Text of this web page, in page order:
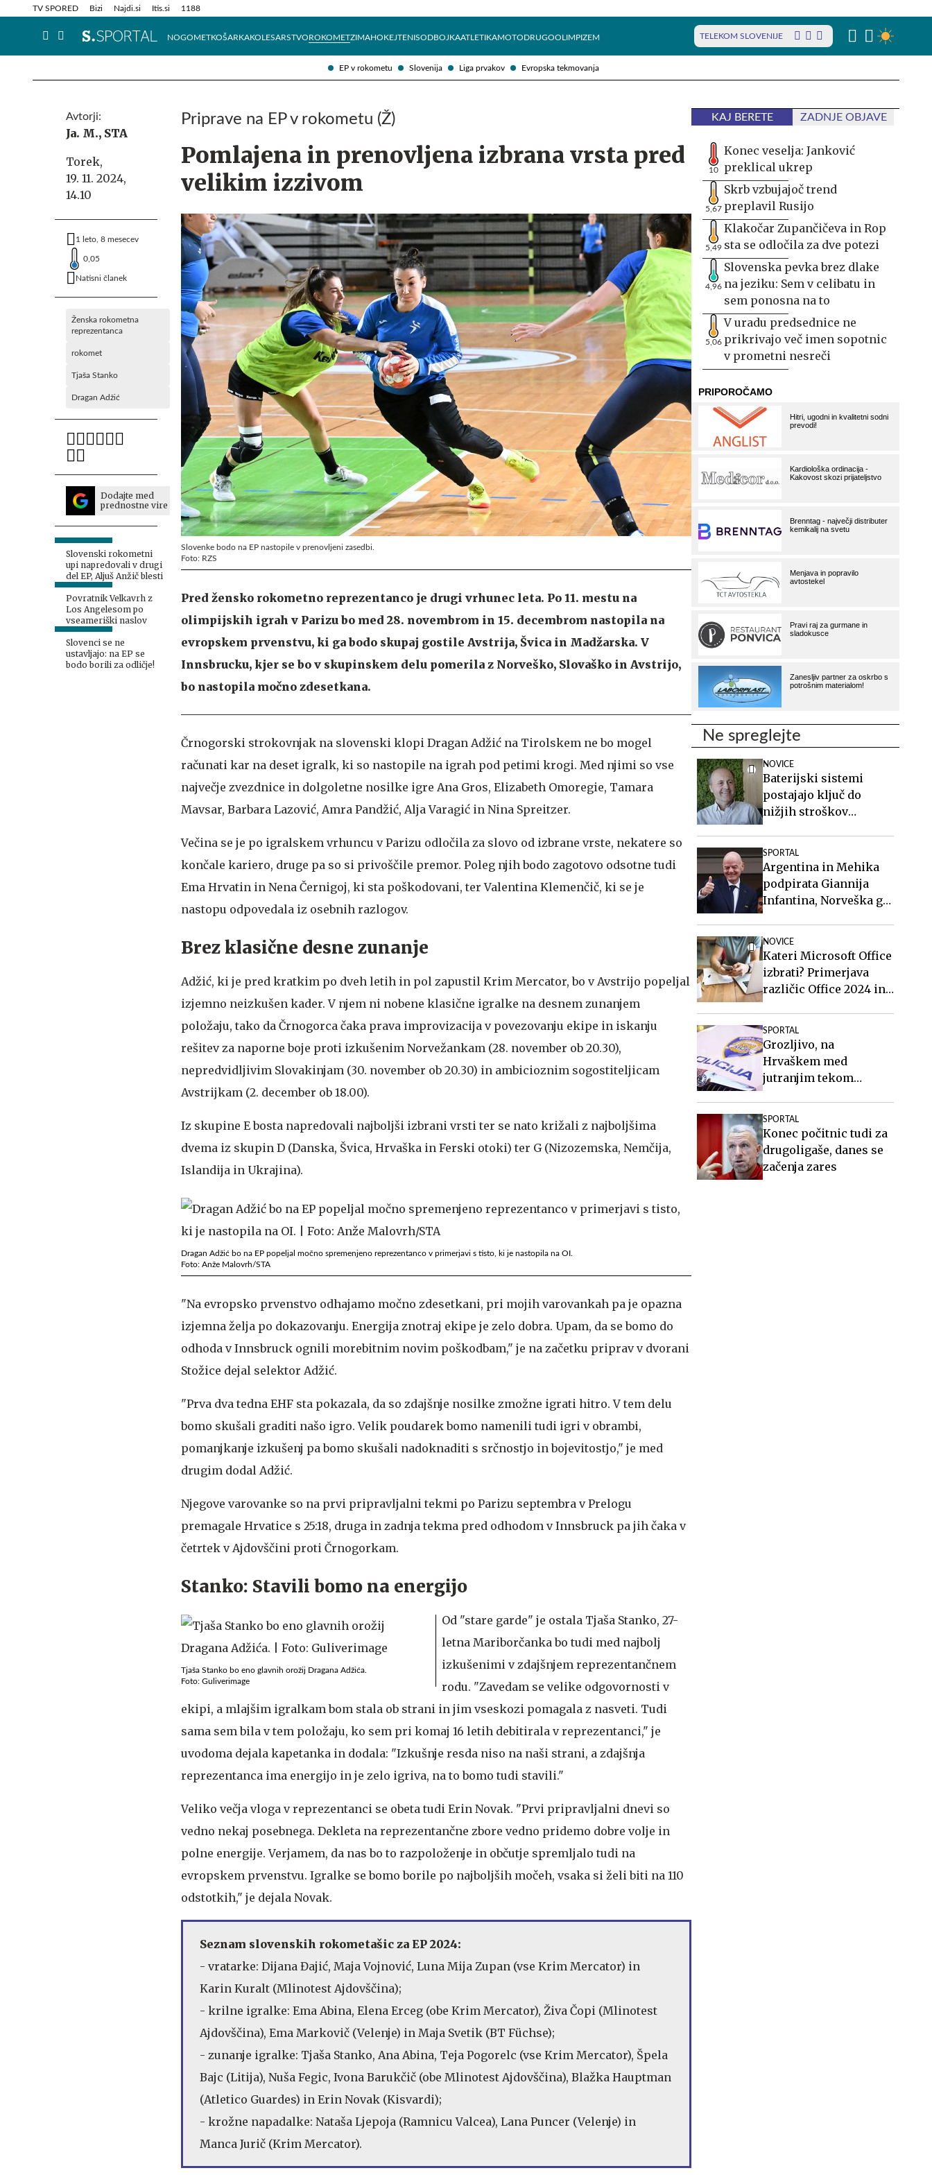
EP v rokometu Slovenija Liga prvakov Evropska tekmovanja
TV SPORED Bizi Najdi.si Itis.si 1188
NOGOMETKOŠARKAKOLESARSTVOROKOMETZIMAHOKEJTENISODBOJKAATLETIKAMOTODRUGOOLIMPIZEM TELEKOM SLOVENIJE
Info in obvestila Tehnik
Avtorji:
Ja. M., STA
Torek,
19. 11. 2024,
14.10
1 leto, 8 mesecev
0,05
Natisni članek
Ženska rokometna
reprezentanca
rokomet
Tjaša Stanko
Dragan Adžić
Dodajte med
prednostne vire
Slovenski rokometni
upi napredovali v drugi
del EP, Aljuš Anžič blesti
Povratnik Velkavrh z
Los Angelesom po
vseameriški naslov
Slovenci se ne
ustavljajo: na EP se
bodo borili za odličje!
Priprave na EP v rokometu (Ž)
Pomlajena in prenovljena izbrana vrsta pred
velikim izzivom
Slovenke bodo na EP nastopile v prenovljeni zasedbi.
Foto: RZS
Pred žensko rokometno reprezentanco je drugi vrhunec leta. Po 11. mestu na
olimpijskih igrah v Parizu bo med 28. novembrom in 15. decembrom nastopila na
evropskem prvenstvu, ki ga bodo skupaj gostile Avstrija, Švica in Madžarska. V
Innsbrucku, kjer se bo v skupinskem delu pomerila z Norveško, Slovaško in Avstrijo,
bo nastopila močno zdesetkana.
Črnogorski strokovnjak na slovenski klopi Dragan Adžić na Tirolskem ne bo mogel
računati kar na deset igralk, ki so nastopile na igrah pod petimi krogi. Med njimi so vse
največje zvezdnice in dolgoletne nosilke igre Ana Gros, Elizabeth Omoregie, Tamara
Mavsar, Barbara Lazović, Amra Pandžić, Alja Varagić in Nina Spreitzer.
Večina se je po igralskem vrhuncu v Parizu odločila za slovo od izbrane vrste, nekatere so
končale kariero, druge pa so si privoščile premor. Poleg njih bodo zagotovo odsotne tudi
Ema Hrvatin in Nena Černigoj, ki sta poškodovani, ter Valentina Klemenčič, ki se je
nastopu odpovedala iz osebnih razlogov.
Brez klasične desne zunanje
Adžić, ki je pred kratkim po dveh letih in pol zapustil Krim Mercator, bo v Avstrijo popeljal
izjemno neizkušen kader. V njem ni nobene klasične igralke na desnem zunanjem
položaju, tako da Črnogorca čaka prava improvizacija v povezovanju ekipe in iskanju
rešitev za naporne boje proti izkušenim Norvežankam (28. november ob 20.30),
nepredvidljivim Slovakinjam (30. november ob 20.30) in ambicioznim sogostiteljicam
Avstrijkam (2. december ob 18.00).
Iz skupine E bosta napredovali najboljši izbrani vrsti ter se nato križali z najboljšima
dvema iz skupin D (Danska, Švica, Hrvaška in Ferski otoki) ter G (Nizozemska, Nemčija,
Islandija in Ukrajina).
Dragan Adžić bo na EP popeljal močno spremenjeno reprezentanco v primerjavi s tisto, ki je nastopila na OI.
Foto: Anže Malovrh/STA
"Na evropsko prvenstvo odhajamo močno zdesetkani, pri mojih varovankah pa je opazna
izjemna želja po dokazovanju. Energija znotraj ekipe je zelo dobra. Upam, da se bomo do
odhoda v Innsbruck ognili morebitnim novim poškodbam," je na začetku priprav v dvorani
Stožice dejal selektor Adžić.
"Prva dva tedna EHF sta pokazala, da so zdajšnje nosilke zmožne igrati hitro. V tem delu
bomo skušali graditi našo igro. Velik poudarek bomo namenili tudi igri v obrambi,
pomanjkanje izkušenj pa bomo skušali nadoknaditi s srčnostjo in bojevitostjo," je med
drugim dodal Adžić.
Njegove varovanke so na prvi pripravljalni tekmi po Parizu septembra v Prelogu
premagale Hrvatice s 25:18, druga in zadnja tekma pred odhodom v Innsbruck pa jih čaka v
četrtek v Ajdovščini proti Črnogorkam.
Stanko: Stavili bomo na energijo
Tjaša Stanko bo eno glavnih orožij Dragana Adžića.
Foto: Guliverimage
Od "stare garde" je ostala Tjaša Stanko, 27-
letna Mariborčanka bo tudi med najbolj
izkušenimi v zdajšnjem reprezentančnem
rodu. "Zavedam se velike odgovornosti v
ekipi, a mlajšim igralkam bom stala ob strani in jim vseskozi pomagala z nasveti. Tudi
sama sem bila v tem položaju, ko sem pri komaj 16 letih debitirala v reprezentanci," je
uvodoma dejala kapetanka in dodala: "Izkušnje resda niso na naši strani, a zdajšnja
reprezentanca ima energijo in je zelo igriva, na to bomo tudi stavili."
Veliko večja vloga v reprezentanci se obeta tudi Erin Novak. "Prvi pripravljalni dnevi so
vedno nekaj posebnega. Dekleta na reprezentančne zbore vedno pridemo dobre volje in
polne energije. Verjamem, da nas bo to razpoloženje in občutje spremljalo tudi na
evropskem prvenstvu. Igralke se bomo borile po najboljših močeh, vsaka si želi biti na 110
odstotkih," je dejala Novak.
Seznam slovenskih rokometašic za EP 2024:
- vratarke: Dijana Đajić, Maja Vojnović, Luna Mija Zupan (vse Krim Mercator) in
Karin Kuralt (Mlinotest Ajdovščina);
- krilne igralke: Ema Abina, Elena Erceg (obe Krim Mercator), Živa Čopi (Mlinotest
Ajdovščina), Ema Markovič (Velenje) in Maja Svetik (BT Füchse);
- zunanje igralke: Tjaša Stanko, Ana Abina, Teja Pogorelc (vse Krim Mercator), Špela
Bajc (Litija), Nuša Fegic, Ivona Barukčič (obe Mlinotest Ajdovščina), Blažka Hauptman
(Atletico Guardes) in Erin Novak (Kisvardi);
- krožne napadalke: Nataša Ljepoja (Ramnicu Valcea), Lana Puncer (Velenje) in
Manca Jurič (Krim Mercator).
KAJ BERETE ZADNJE OBJAVE
10
Konec veselja: Janković
preklical ukrep
5,67
Skrb vzbujajoč trend
preplavil Rusijo
5,49
Klakočar Zupančičeva in Rop
sta se odločila za dve potezi
4,96
Slovenska pevka brez dlake
na jeziku: Sem v celibatu in
sem ponosna na to
5,06
V uradu predsednice ne
prikrivajo več imen sopotnic
v prometni nesreči
Ne spreglejte
NOVICE
Baterijski sistemi
postajajo ključ do
nižjih stroškov
SPORTAL
Argentina in Mehika
podpirata Giannija
Infantina, Norveška ga
NOVICE
Kateri Microsoft Office
izbrati? Primerjava
različic Office 2024 in
SPORTAL
Grozljivo, na
Hrvaškem med
jutranjim tekom
SPORTAL
Konec počitnic tudi za
drugoligaše, danes se
začenja zares